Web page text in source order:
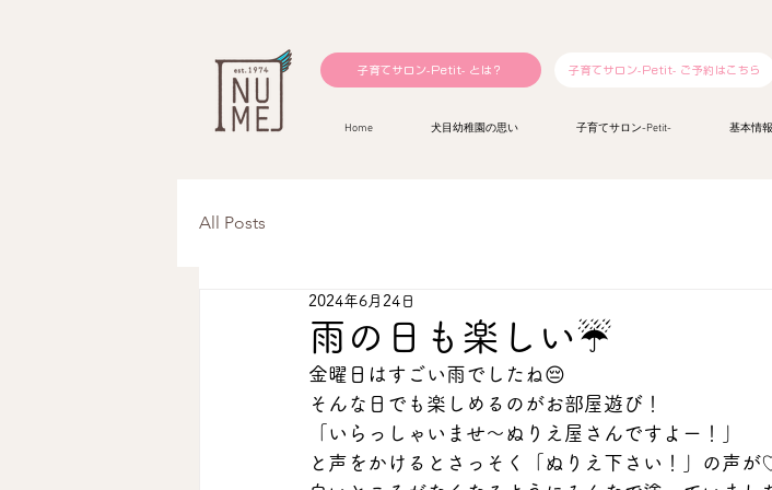
子育てサロン-Petit- とは？ 子育てサロン-Petit- ご予約はこちら
Home 犬目幼稚園の思い 子育てサロン-Petit- 基本情報
All Posts
雨の日も楽しい☔️
2024年6月24日
金曜日はすごい雨でしたね😔
そんな日でも楽しめるのがお部屋遊び！
「いらっしゃいませ〜ぬりえ屋さんですよー！」
と声をかけるとさっそく「ぬりえ下さい！」の声が